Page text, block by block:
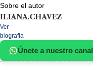
Sobre el autor
ILIANA.CHAVEZ
Ver
biografía
Únete a nuestro canal